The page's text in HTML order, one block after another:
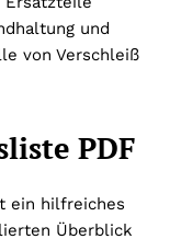
und
von Verschleiß
PDF
ein hilfreiches
Überblick